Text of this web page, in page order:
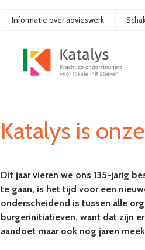
Informatie over advieswerk
Katalys is
Dit jaar vieren we ons 135-jarig
te gaan, is het tijd voor een
onderscheidend is tussen alle
burgerinitiatieven, want dat zijn
aandoet maar ook nog jaren